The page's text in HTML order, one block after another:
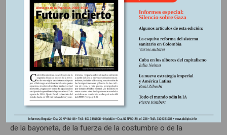
Señores terratenientes y comerciantes, defensores y
potenciadores de relaciones socio-económicas serviles,
manifestación del predominio en el país de claras
relaciones precapitalistas que, en su ambición de poder y
de dominio, de hacer realidad sus creencias más precarias
e intereses clasistas, no renunciaban a la rutinaria
conformación de ejércitos, valiéndose para ello del poder
de la bayoneta, de la fuerza de la costumbre o de la